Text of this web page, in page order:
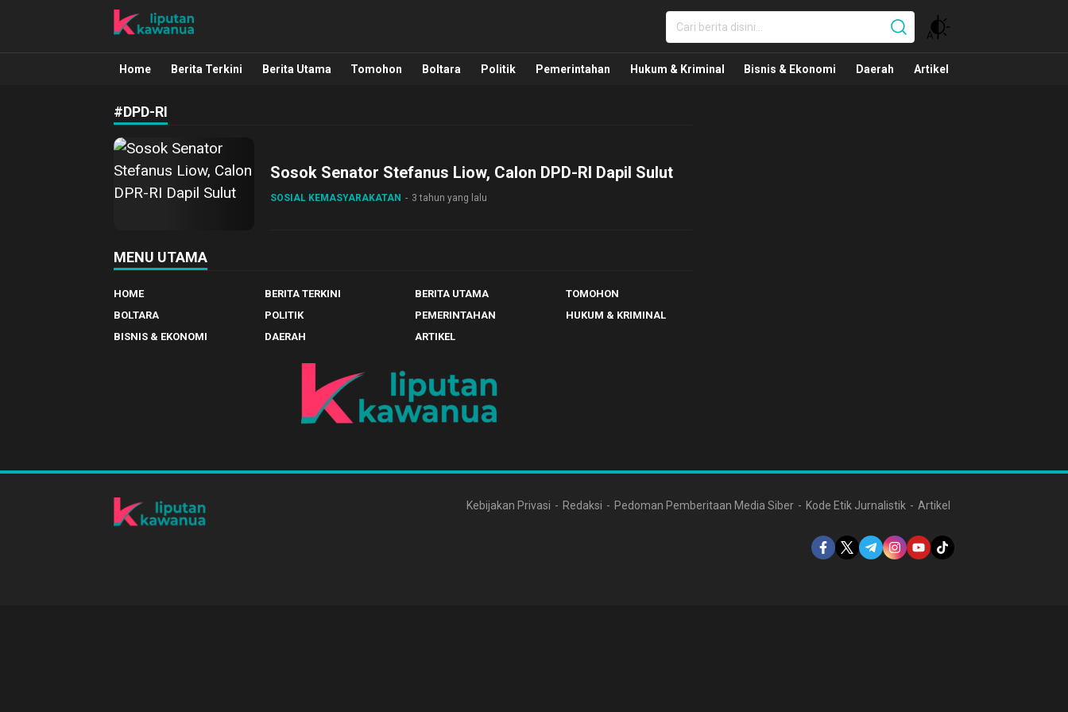
Liputan Kawanua
Berita Manado, Sulawesi Utara, Kawanua, Politik, Pemerintahan, Hukum Kriminal dan Nasional
Home Berita Terkini Berita Utama Tomohon Boltara Politik Pemerintahan Hukum & Kriminal Bisnis & Ekonomi Daerah Artikel
#DPD-RI
Sosok Senator Stefanus Liow, Calon DPD-RI Dapil Sulut
SOSIAL KEMASYARAKATAN 3 tahun yang lalu
MENU UTAMA
HOME BERITA TERKINI BERITA UTAMA
TOMOHON
BOLTARA
POLITIK PEMERINTAHAN
HUKUM & KRIMINAL
BISNIS & EKONOMI
DAERAH ARTIKEL
Kebijakan Privasi Redaksi Pedoman Pemberitaan Media Siber Kode Etik Jurnalistik Artikel